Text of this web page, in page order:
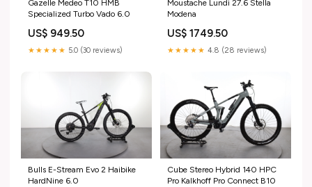
Gazelle Medeo T10 HMB
Specialized Turbo Vado 6.0
US$ 949.50
★★★★★ 5.0 (30 reviews)
Moustache Lundi 27.6 Stella
Modena
US$ 1749.50
★★★★★ 4.8 (28 reviews)
Bulls E-Stream Evo 2 Haibike
HardNine 6.0
Cube Stereo Hybrid 140 HPC
Pro Kalkhoff Pro Connect B10